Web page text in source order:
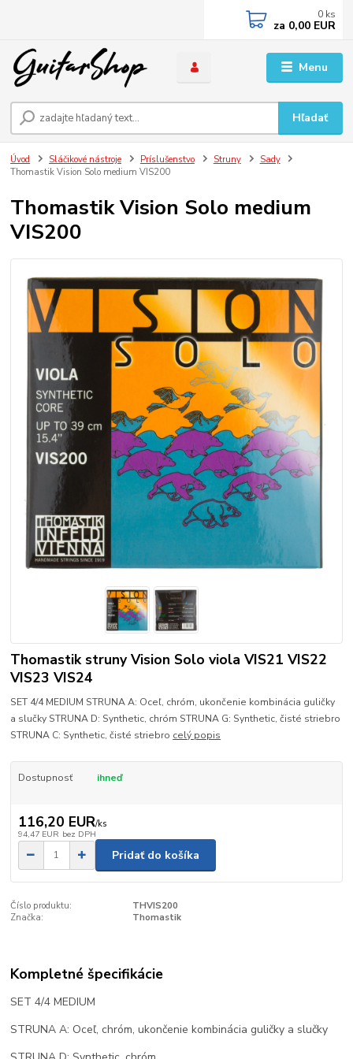
Menu
Hľadať
0 ks
za 0,00 EUR
Úvod Sláčikové nástroje Príslušenstvo Struny
Sady
Thomastik Vision Solo medium VIS200
Thomastik Vision Solo medium
VIS200
Thomastik struny Vision Solo viola VIS21 VIS22
VIS23 VIS24
SET 4/4 MEDIUM STRUNA A: Oceľ, chróm, ukončenie kombinácia guličky
a slučky STRUNA D: Synthetic, chróm STRUNA G: Synthetic, čisté striebro
STRUNA C: Synthetic, čisté striebro celý popis
Dostupnosť ihneď
116,20 EUR/ks
94,47 EUR bez DPH
Pridať do košíka
Číslo produktu:
THVIS200
Značka:
Thomastik
Kompletné špecifikácie
SET 4/4 MEDIUM
STRUNA A: Oceľ, chróm, ukončenie kombinácia guličky a slučky